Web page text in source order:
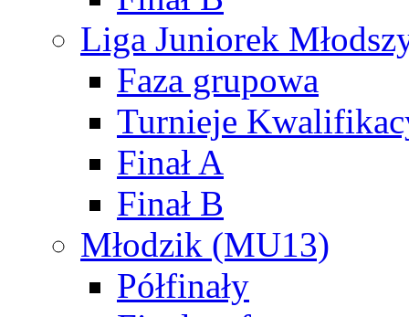
Liga Juniorek
Faza grupowa
Turnieje
Finał A
Finał B
Młodzik (MU13)
Półfinały